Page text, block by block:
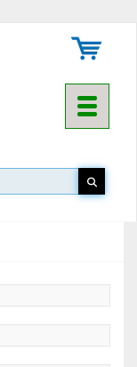
Toggle